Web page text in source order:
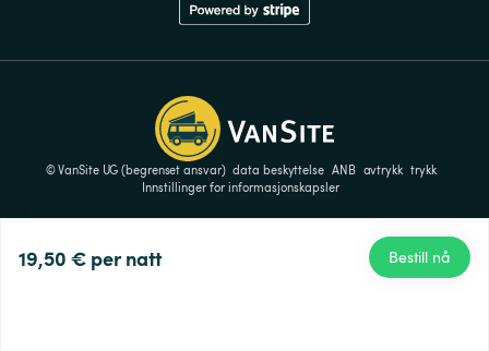
19,50 € per natt Bestill nå
© VanSite UG (begrenset ansvar) data beskyttelse ANB avtrykk trykk
Innstillinger for informasjonskapsler